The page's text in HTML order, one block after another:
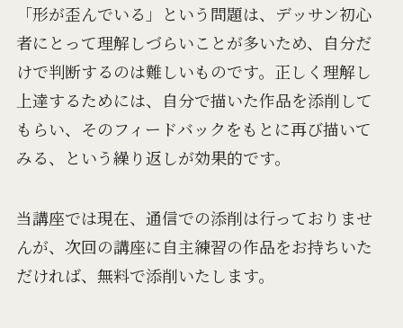
「形が歪んでいる」という問題は、デッサン初心
者にとって理解しづらいことが多いため、自分だ
けで判断するのは難しいものです。正しく理解し
上達するためには、自分で描いた作品を添削して
もらい、そのフィードバックをもとに再び描いて
みる、という繰り返しが効果的です。
当講座では現在、通信での添削は行っておりませ
んが、次回の講座に自主練習の作品をお持ちいた
だければ、無料で添削いたします。